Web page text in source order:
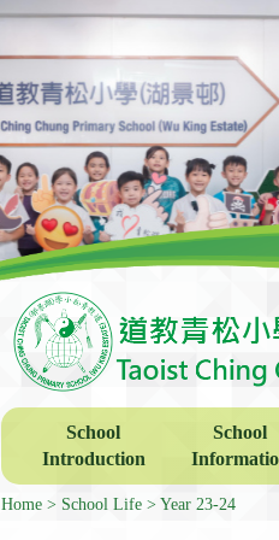
School
Introduction
School
Home School Life Year 23-24